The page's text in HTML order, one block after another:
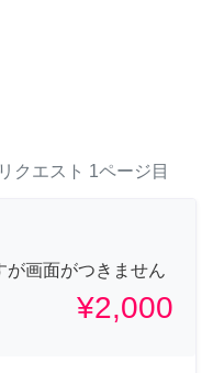
リクエスト 1ページ目
が画面がつきません
¥2,000